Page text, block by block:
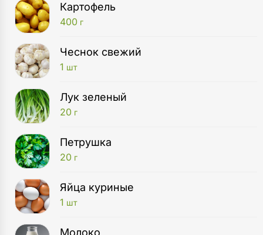
Картофель
400 г
Чеснок свежий
1 шт
Лук зеленый
20 г
Петрушка
20 г
Яйца куриные
1 шт
Молоко